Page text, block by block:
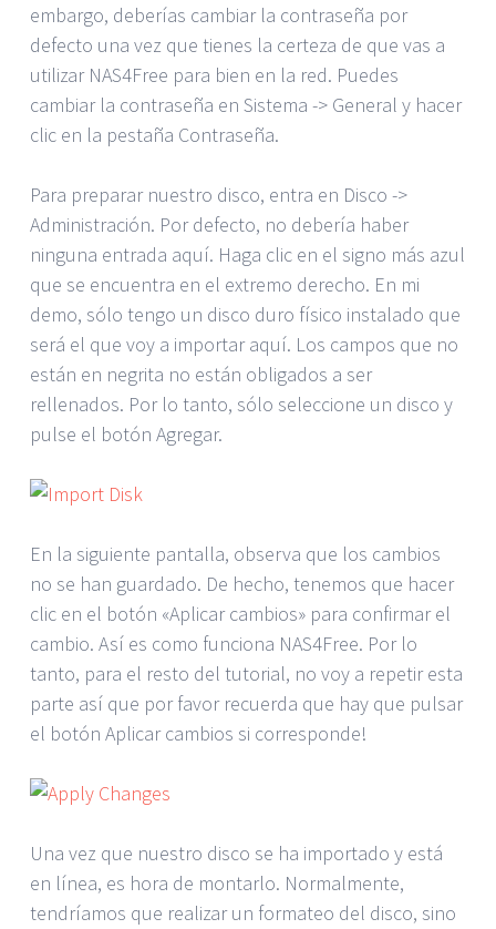
embargo, deberías cambiar la contraseña por
defecto una vez que tienes la certeza de que vas a
utilizar NAS4Free para bien en la red. Puedes
cambiar la contraseña en Sistema -> General y hacer
clic en la pestaña Contraseña.
Para preparar nuestro disco, entra en Disco ->
Administración. Por defecto, no debería haber
ninguna entrada aquí. Haga clic en el signo más azul
que se encuentra en el extremo derecho. En mi
demo, sólo tengo un disco duro físico instalado que
será el que voy a importar aquí. Los campos que no
están en negrita no están obligados a ser
rellenados. Por lo tanto, sólo seleccione un disco y
pulse el botón Agregar.
En la siguiente pantalla, observa que los cambios
no se han guardado. De hecho, tenemos que hacer
clic en el botón «Aplicar cambios» para confirmar el
cambio. Así es como funciona NAS4Free. Por lo
tanto, para el resto del tutorial, no voy a repetir esta
parte así que por favor recuerda que hay que pulsar
el botón Aplicar cambios si corresponde!
Una vez que nuestro disco se ha importado y está
en línea, es hora de montarlo. Normalmente,
tendríamos que realizar un formateo del disco, sino